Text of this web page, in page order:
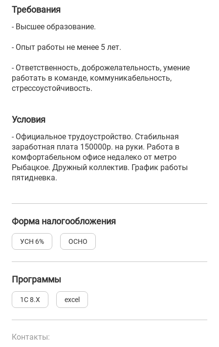
Требования
- Высшее образование.
- Опыт работы не менее 5 лет.
- Ответственность, доброжелательность, умение
работать в команде, коммуникабельность,
стрессоустойчивость.
Условия
- Официальное трудоустройство. Стабильная
заработная плата 150000р. на руки. Работа в
комфортабельном офисе недалеко от метро
Рыбацкое. Дружный коллектив. График работы
пятидневка.
Форма налогообложения
УСН 6% ОСНО
Программы
1С 8.Х excel
Контакты: